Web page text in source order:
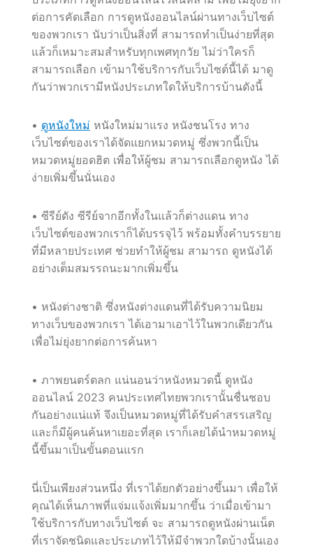
ต่อการคัดเลือก การดูหนังออนไลน์ผ่านทางเว็บไซต์
ของพวกเรา นับว่าเป็นสิ่งที่ สามารถทำเป็นง่ายที่สุด
แล้วก็เหมาะสมสำหรับทุกเพศทุกวัย ไม่ว่าใครก็
สามารถเลือก เข้ามาใช้บริการกับเว็บไซต์นี้ได้ มาดู
กันว่าพวกเรามีหนังประเภทใดให้บริการบ้านดังนี้
• ดูหนังใหม่ หนังใหม่มาแรง หนังชนโรง ทาง
เว็บไซต์ของเราได้จัดแยกหมวดหมู่ ซึ่งพวกนี้เป็น
หมวดหมู่ยอดฮิต เพื่อให้ผู้ชม สามารถเลือกดูหนัง ได้
ง่ายเพิ่มขึ้นนั่นเอง
• ซีรีย์ดัง ซีรีย์จากอีกทั้งในแล้วก็ต่างแดน ทาง
เว็บไซต์ของพวกเราก็ได้บรรจุไว้ พร้อมทั้งคำบรรยาย
ที่มีหลายประเทศ ช่วยทำให้ผู้ชม สามารถ ดูหนังได้
อย่างเต็มสมรรถนะมากเพิ่มขึ้น
• หนังต่างชาติ ซึ่งหนังต่างแดนที่ได้รับความนิยม
ทางเว็บของพวกเรา ได้เอามาเอาไว้ในพวกเดียวกัน
เพื่อไม่ยุ่งยากต่อการค้นหา
• ภาพยนตร์ตลก แน่นอนว่าหนังหมวดนี้ ดูหนัง
ออนไลน์ 2023 คนประเทศไทยพวกเรานั้นชื่นชอบ
กันอย่างแน่แท้ จึงเป็นหมวดหมู่ที่ได้รับคำสรรเสริญ
และก็มีผู้คนค้นหาเยอะที่สุด เราก็เลยได้นำหมวดหมู่
นี้ขึ้นมาเป็นขั้นตอนแรก
นี่เป็นเพียงส่วนหนึ่ง ที่เราได้ยกตัวอย่างขึ้นมา เพื่อให้
คุณได้เห็นภาพที่แจ่มแจ้งเพิ่มมากขึ้น ว่าเมื่อเข้ามา
ใช้บริการกับทางเว็บไซต์ จะ สามารถดูหนังผ่านเน็ต
ที่เราจัดชนิดและประเภทไว้ให้มีจำพวกใดบ้างนั้นเอง